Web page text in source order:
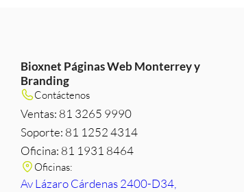
Bioxnet Páginas Web Monterrey y
Branding
Contáctenos
Ventas: 81 3265 9990
Soporte: 81 1252 4314
Oficina: 81 1931 8464
Oficinas:
Av Lázaro Cárdenas 2400-D34,